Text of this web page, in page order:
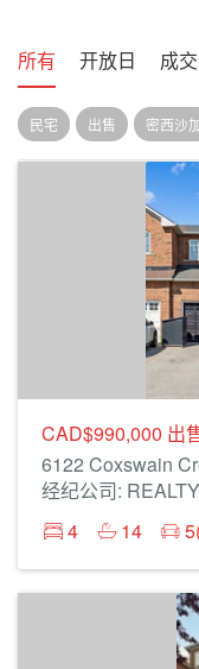
所有 开放日 成
民宅 出售 密西沙
CAD$990,000 出
6122 Coxswain
经纪公司:
4
14